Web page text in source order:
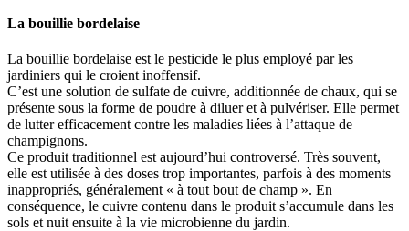
La bouillie bordelaise
La bouillie bordelaise est le pesticide le plus employé par les
jardiniers qui le croient inoffensif.
C’est une solution de sulfate de cuivre, additionnée de chaux, qui se
présente sous la forme de poudre à diluer et à pulvériser. Elle permet
de lutter efficacement contre les maladies liées à l’attaque de
champignons.
Ce produit traditionnel est aujourd’hui controversé. Très souvent,
elle est utilisée à des doses trop importantes, parfois à des moments
inappropriés, généralement « à tout bout de champ ». En
conséquence, le cuivre contenu dans le produit s’accumule dans les
sols et nuit ensuite à la vie microbienne du jardin.